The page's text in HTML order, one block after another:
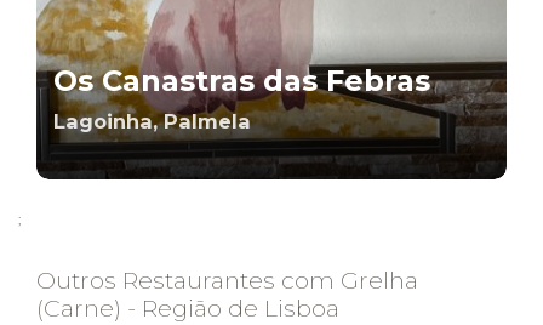
Os Canastras das Febras
Lagoinha, Palmela
;
Outros Restaurantes com Grelha
(Carne) - Região de Lisboa